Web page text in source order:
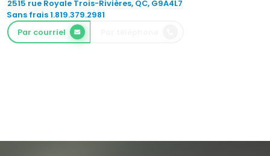
2515 rue Royale Trois-Rivières, QC, G9A4L7
Sans frais 1.819.379.2981
Par courriel